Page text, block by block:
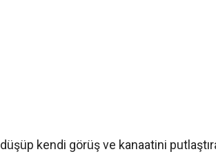
kendi görüş ve kanaatini